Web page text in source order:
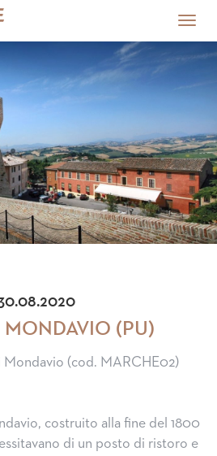
MONDAVIO (PU)
Mondavio (cod. MARCHE02)
costruito alla fine del 1800
di un posto di ristoro e